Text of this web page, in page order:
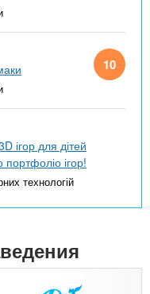
10
ігор для дітей
портфоліо ігор!
технологій